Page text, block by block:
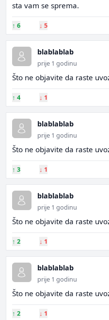
sta vam se sprema.
↑ 6 ↓ 5
blablablab
prije 1 godinu
Što ne objavite da raste
↑ 4 ↓ 1
blablablab
prije 1 godinu
Što ne objavite da raste
↑ 3 ↓ 1
blablablab
prije 1 godinu
Što ne objavite da raste
↑ 2 ↓ 1
blablablab
prije 1 godinu
Što ne objavite da raste
↑ 2 ↓ 1